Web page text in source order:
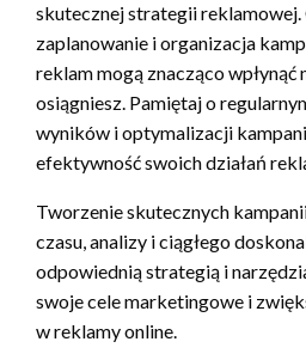
skutecznej strategii
zaplanowanie i organizacja
reklam mogą znacząco wpłynąć
osiągniesz. Pamiętaj o
wyników i optymalizacji
efektywność swoich działań
Tworzenie skutecznych
czasu, analizy i ciągłego
odpowiednią strategią i
swoje cele marketingowe i
w reklamy online.